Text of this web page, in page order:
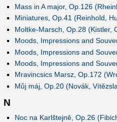
Mass in A major, Op.126
Miniatures, Op.41 (Reinhold,
Moltke-Marsch, Op.28 (Kistler,
Moods, Impressions and
Moods, Impressions and
Moods, Impressions and
Mravincsics Marsz, Op.172
Můj máj, Op.20 (Novák,
N
Noc na Karlštejně, Op.26